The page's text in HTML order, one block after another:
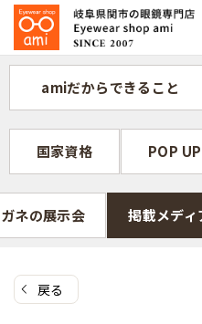
コ
テ
へ
キ
ッ
プ
amiだからできること
国家資格 POP UP
ネの展示会 掲載メディ
戻る